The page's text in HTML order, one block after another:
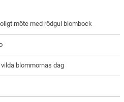
möte med rödgul blombock
blommornas dag